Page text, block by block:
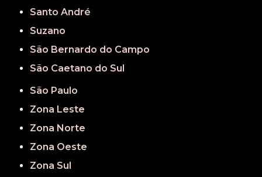
Santo André
Suzano
São Bernardo do Campo
São Caetano do Sul
São Paulo
Zona Leste
Zona Norte
Zona Oeste
Zona Sul